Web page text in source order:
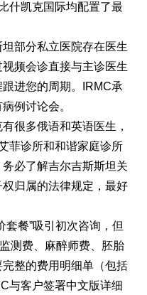
什凯克国际均配置了最
部分私立医院存在医生
频会诊直接与主诊医生
进您的周期。IRMC承
例讨论会。
很多俄语和英语医生，
菲诊所和和谐家庭诊所
必了解吉尔吉斯斯坦关
归属的法律规定，最好
套餐”吸引初次咨询，但
测费、麻醉师费、胚胎
整的费用明细单（包括
与客户签署中文版详细